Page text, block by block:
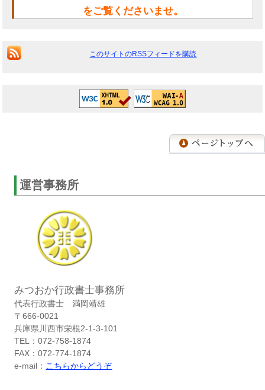
をご覧くださいませ。
このサイトのRSSフィードを購読
運営事務所
みつおか行政書士事務所
代表行政書士 満岡靖雄
〒666-0021
兵庫県川西市栄根2-1-3-101
TEL：072-758-1874
FAX：072-774-1874
e-mail： こちらからどうぞ